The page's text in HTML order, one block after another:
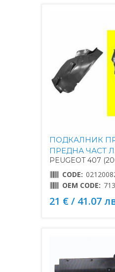
ПОДКАЛНИК
ПРЕДНА ЧАСТ Л.
PEUGEOT 407
CODE:
OEM CODE:
21 € / 41.07